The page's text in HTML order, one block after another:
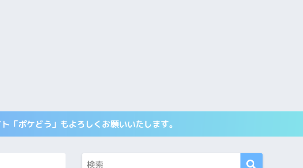
ポケどう」もよろしくお願いいたします。